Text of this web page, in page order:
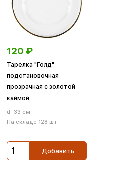
120 ₽
Тарелка "Голд"
подстановочная
прозрачная с золотой
каймой
d=33 см
На складе 128 шт.
Добавить